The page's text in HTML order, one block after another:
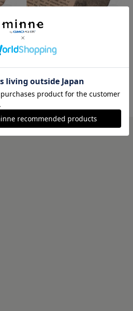
オバールフープとアクリルビーズのピアス or イヤリング
2,500円
Gallery の作品一覧